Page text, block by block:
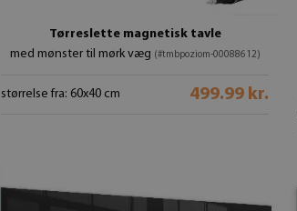
Tørreslette magnetisk tavle
med mønster til mørk væg (#tmbpoziom-00088612)
størrelse fra: 60x40 cm 499.99 kr.